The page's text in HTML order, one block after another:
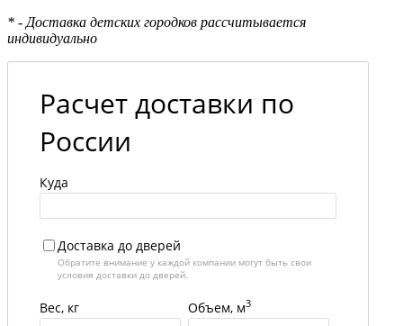
* - Доставка детских городков рассчитывается
индивидуально
Расчет доставки по
России
Куда
Доставка до дверей
Обратите внимание у каждой компании могут быть свои
условия доставки до дверей.
Вес, кг Объем, м3